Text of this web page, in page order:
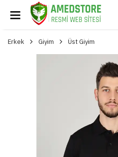
Erkek Giyim Üst Giyim